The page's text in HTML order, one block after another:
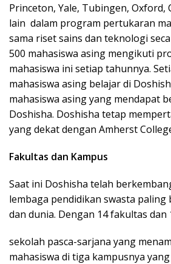
Princeton, Yale, Tubingen, Oxford,
lain dalam program pertukaran
sama riset sains dan teknologi
500 mahasiswa asing mengikuti
mahasiswa ini setiap tahunnya.
mahasiswa asing belajar di
mahasiswa asing yang mendapat
Doshisha. Doshisha tetap
yang dekat dengan Amherst
Fakultas dan Kampus
Saat ini Doshisha telah
lembaga pendidikan swasta paling
dan dunia. Dengan 14 fakultas dan
sekolah pasca-sarjana yang
mahasiswa di tiga kampusnya